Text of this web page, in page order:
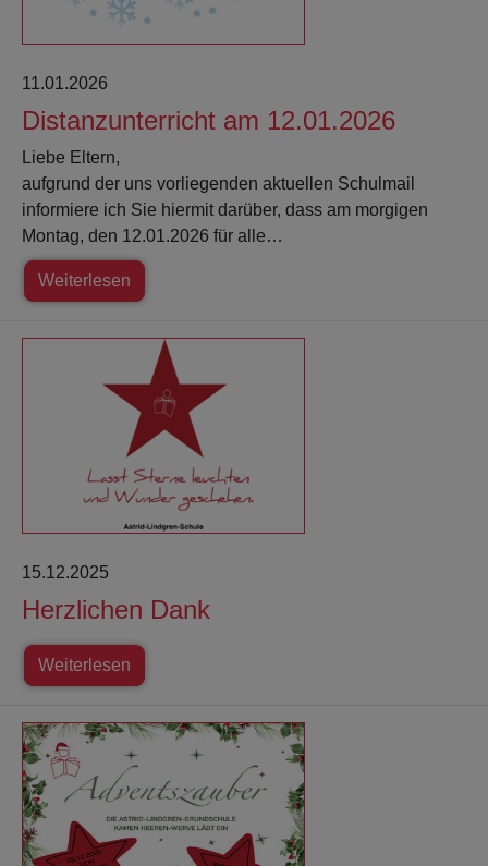
11.01.2026
Distanzunterricht am 12.01.2026
Liebe Eltern,
aufgrund der uns vorliegenden aktuellen Schulmail
informiere ich Sie hiermit darüber, dass am morgigen
Montag, den 12.01.2026 für alle…
Weiterlesen
15.12.2025
Herzlichen Dank
Weiterlesen